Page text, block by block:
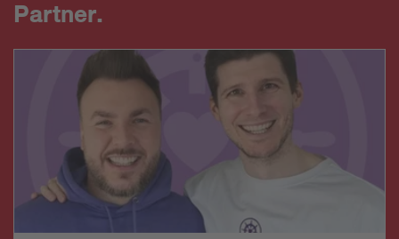
Partner.